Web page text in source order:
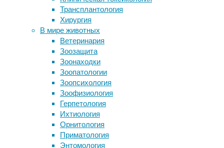
Трансплантология
Хирургия
В мире животных
Ветеринария
Зоозащита
Зоонаходки
Зоопатологии
Зоопсихология
Зоофизиология
Герпетология
Ихтиология
Орнитология
Приматология
Энтомология
медицина,
онкология
коже
мышей
обнаружили
особые
иммунные
клетки,
которые
окружают
растущую
меланому
Побочные эффекты кетодиеты
Волокно толщиной не более волоса
способно передавать сигналы в мозг
и от него
Полстакана черники в день снизило
риск когнитивного снижения у людей
среднего возраста
Следите за новостями